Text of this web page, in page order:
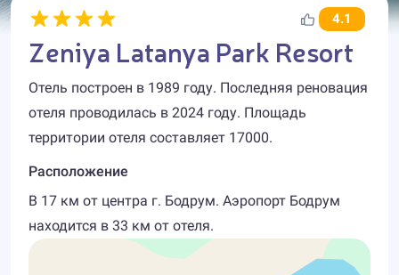
4.1
Zeniya Latanya Park Resort
Отель построен в 1989 году. Последняя реновация
отеля проводилась в 2024 году. Площадь
территории отеля составляет 17000.
Расположение
В 17 км от центра г. Бодрум. Аэропорт Бодрум
находится в 33 км от отеля.